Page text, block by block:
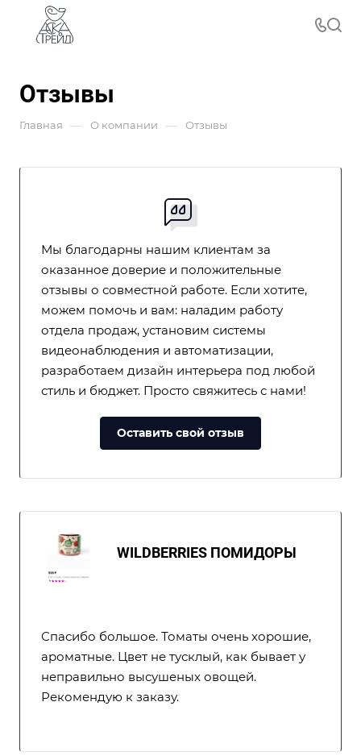
Отзывы
Главная — О компании — Отзывы
Мы благодарны нашим клиентам за
оказанное доверие и положительные
отзывы о совместной работе. Если хотите,
можем помочь и вам: наладим работу
отдела продаж, установим системы
видеонаблюдения и автоматизации,
разработаем дизайн интерьера под любой
стиль и бюджет. Просто свяжитесь с нами!
Оставить свой отзыв
WILDBERRIES ПОМИДОРЫ
Спасибо большое. Томаты очень хорошие,
ароматные. Цвет не тусклый, как бывает у
неправильно высушеных овощей.
Рекомендую к заказу.